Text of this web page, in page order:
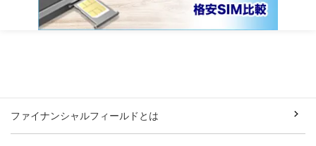
ファイナンシャルフィールドとは